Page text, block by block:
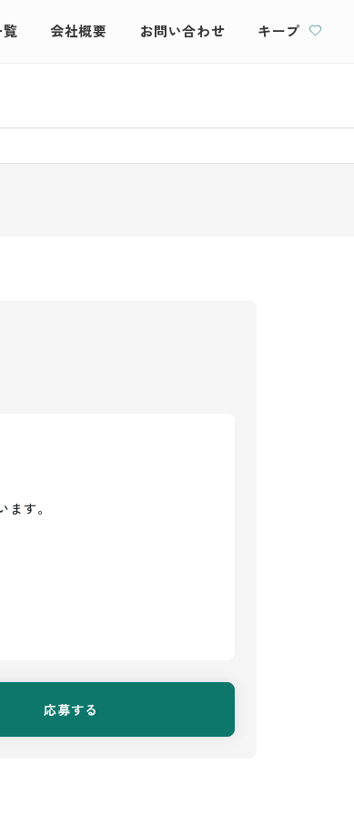
会社概要 お問い合わせ キープ
す。
応募する